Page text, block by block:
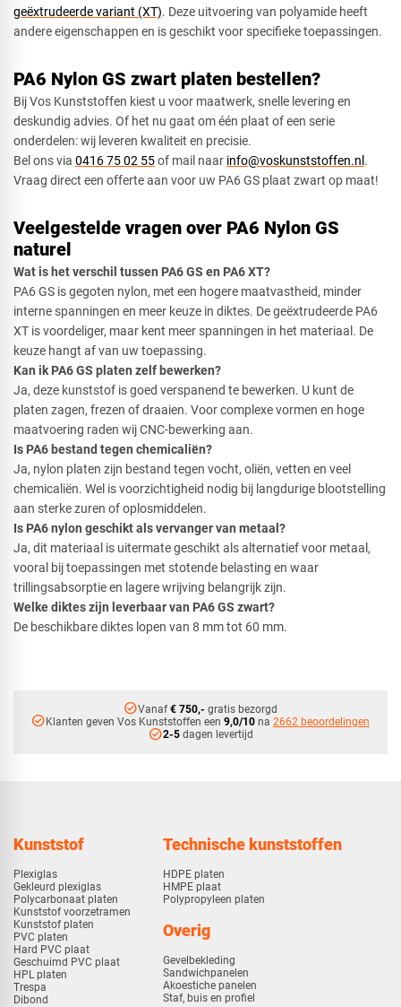
geëxtrudeerde variant (XT). Deze uitvoering van polyamide heeft
andere eigenschappen en is geschikt voor specifieke toepassingen.
PA6 Nylon GS zwart platen bestellen?
Bij Vos Kunststoffen kiest u voor maatwerk, snelle levering en
deskundig advies. Of het nu gaat om één plaat of een serie
onderdelen: wij leveren kwaliteit en precisie.
Bel ons via 0416 75 02 55of mail naar info@voskunststoffen.nl .
Vraag direct een offerte aan voor uw PA6 GS plaat zwart op maat!
Veelgestelde vragen over PA6 Nylon GS
naturel
Wat is het verschil tussen PA6 GS en PA6 XT?
PA6 GS is gegoten nylon, met een hogere maatvastheid, minder
interne spanningen en meer keuze in diktes. De geëxtrudeerde PA6
XT is voordeliger, maar kent meer spanningen in het materiaal. De
keuze hangt af van uw toepassing.
Kan ik PA6 GS platen zelf bewerken?
Ja, deze kunststof is goed verspanend te bewerken. U kunt de
platen zagen, frezen of draaien. Voor complexe vormen en hoge
maatvoering raden wij CNC-bewerking aan.
Is PA6 bestand tegen chemicaliën?
Ja, nylon platen zijn bestand tegen vocht, oliën, vetten en veel
chemicaliën. Wel is voorzichtigheid nodig bij langdurige blootstelling
aan sterke zuren of oplosmiddelen.
Is PA6 nylon geschikt als vervanger van metaal?
Ja, dit materiaal is uitermate geschikt als alternatief voor metaal,
vooral bij toepassingen met stotende belasting en waar
trillingsabsorptie en lagere wrijving belangrijk zijn.
Welke diktes zijn leverbaar van PA6 GS zwart?
De beschikbare diktes lopen van 8 mm tot 60 mm.
check_circleVanaf€ 750,- gratis bezorgd
check_circleKlanten geven Vos Kunststoffen een 9,0/10 na 2662 beoordelingen
check_circle2-5dagen levertijd
Kunststof
Plexiglas
Gekleurd plexiglas
Polycarbonaat platen
Kunststof voorzetramen
Kunststof platen
PVC platen
Hard PVC plaat
Geschuimd PVC plaat
HPL platen
Trespa
Dibond
Technische kunststoffen
HDPE platen
HMPE plaat
Polypropyleen platen
Overig
Gevelbekleding
Sandwichpanelen
Akoestiche panelen
Staf, buis en profiel